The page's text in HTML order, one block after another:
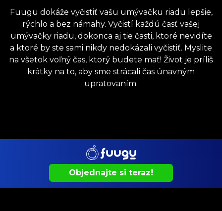
Fuugu dokáže vyčistiť vašu umývačku riadu lepšie,
rýchlo a bez námahy. Vyčistí každú časť vašej
umývačky riadu, dokonca aj tie časti, ktoré nevidíte
a ktoré by ste sami nikdy nedokázali vyčistiť. Myslite
na všetok voľný čas, ktorý budete mať! Život je príliš
krátky na to, aby sme strácali čas únavným
upratovaním.
Objednajte si teraz!